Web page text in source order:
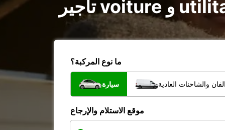
ما نوع المركبة؟
سيارة والشاحنات العادية
موقع الاستلام والإرجاع